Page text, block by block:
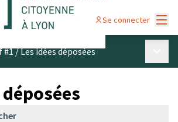
Se connecter
#1/Les idées déposées